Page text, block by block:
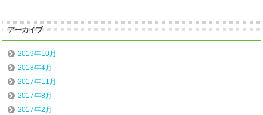
アーカイブ
2019年10月
2018年4月
2017年11月
2017年8月
2017年2月